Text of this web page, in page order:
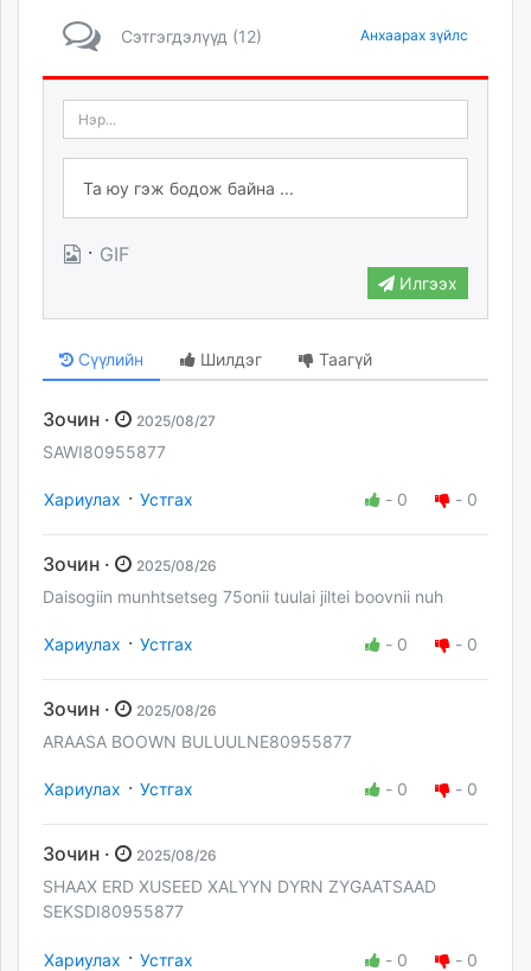
Сэтгэгдэлүүд (12) Анхаарах зүйлс
· GIF
Илгээх
Сүүлийн Шилдэг Таагүй
Зочин · 2025/08/27
SAWI80955877
Хариулах · Устгах - 0 - 0
Зочин · 2025/08/26
Daisogiin munhtsetseg 75onii tuulai jiltei boovnii nuh
Хариулах · Устгах - 0 - 0
Зочин · 2025/08/26
ARAASA BOOWN BULUULNE80955877
Хариулах · Устгах - 0 - 0
Зочин · 2025/08/26
SHAAX ERD XUSEED XALYYN DYRN ZYGAATSAAD
SEKSDI80955877
Хариулах · Устгах - 0 - 0